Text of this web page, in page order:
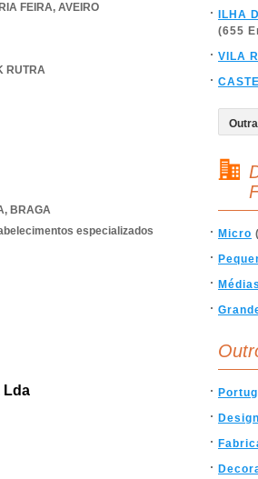
FEIRA, AVEIRO
RUTRA
, BRAGA
especializados
Lda
ILHA
(655
VILA
Micro
Médias
Design